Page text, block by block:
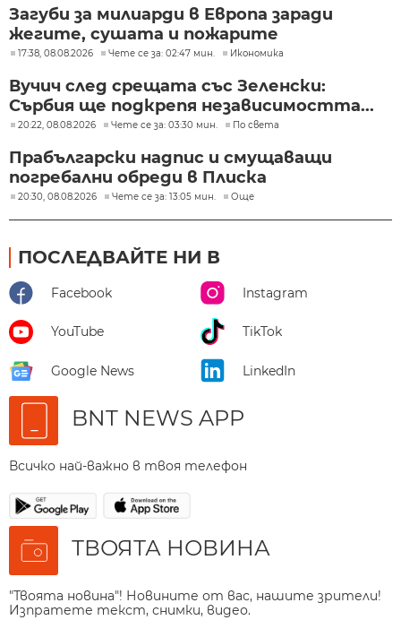
Загуби за милиарди в Европа заради
жегите, сушата и пожарите
17:38, 08.08.2026 Чете се за: 02:47 мин. Икономика
Вучич след срещата със Зеленски:
Сърбия ще подкрепя независимостта...
20:22, 08.08.2026 Чете се за: 03:30 мин. По света
Прабългарски надпис и смущаващи
погребални обреди в Плиска
20:30, 08.08.2026 Чете се за: 13:05 мин. Още
ПОСЛЕДВАЙТЕ НИ В
Facebook Instagram
YouTube TikTok
Google News LinkedIn
BNT NEWS APP
Всичко най-важно в твоя телефон
ТВОЯТА НОВИНА
"Твоята новина"! Новините от вас, нашите зрители!
Изпратете текст, снимки, видео.